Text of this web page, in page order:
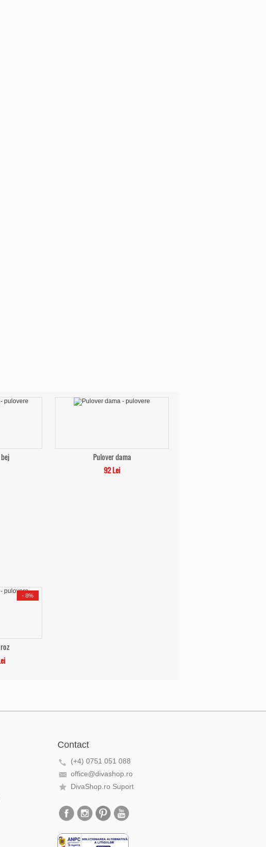
Pulover dama
92 Lei
- 8%
Contact
(+4) 0751 051 088
office@divashop.ro
DivaShop.ro Suport